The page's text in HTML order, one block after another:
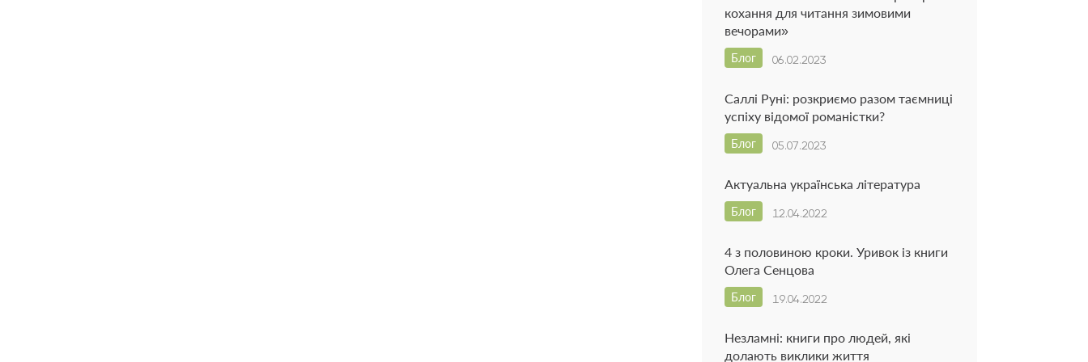
кохання для читання зимовими
вечорами»
06.02.2023
Блог
Саллі Руні: розкриємо разом таємниці
успіху відомої романістки?
05.07.2023
Блог
Актуальна українська література
12.04.2022
Блог
4 з половиною кроки. Уривок із книги
Олега Сенцова
19.04.2022
Блог
Незламні: книги про людей, які
долають виклики життя